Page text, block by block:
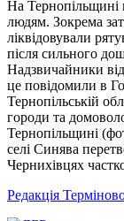
На Тернопільщині
людям. Зокрема
ліквідовували
після сильного
Надзвичайники
це повідомили в
Тернопільській
городи та
Тернопільщині
селі Синява
Чернихівцях
Редакція